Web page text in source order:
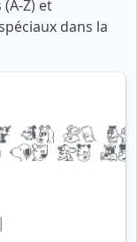
Z) et
dans la